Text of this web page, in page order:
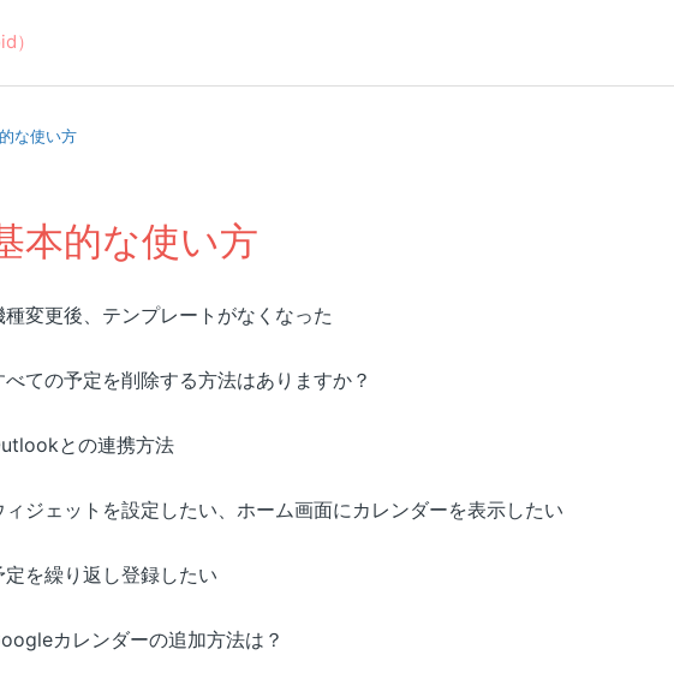
）
な使い方
本的な使い方
種変更後、テンプレートがなくなった
べての予定を削除する方法はありますか？
との連携方法
ィジェットを設定したい、ホーム画面にカレンダーを表示したい
定を繰り返し登録したい
カレンダーの追加方法は？